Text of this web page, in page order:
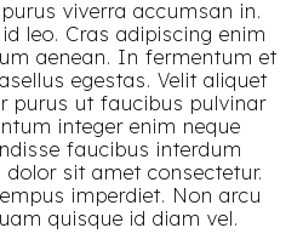
viverra accumsan in.
leo. Cras adipiscing enim
aenean. In fermentum et
egestas. Velit aliquet
purus ut faucibus pulvinar
integer enim neque
faucibus interdum
sit amet consectetur.
imperdiet. Non arcu
quisque id diam vel.